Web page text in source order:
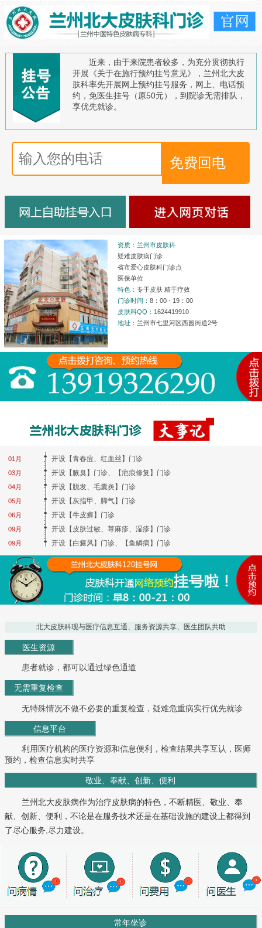
近来，由于来院患者较多，为充分贯彻执行
开展《关于在施行预约挂号意见》，兰州北大皮
肤科率先开展网上预约挂号服务，网上、电话预
约，免医生挂号（原50元），到院诊无需排队，
享优先就诊。
资质：兰州市皮肤科
疑难皮肤病门诊
省市爱心皮肤科门诊点
医保单位
特色：专于皮肤 精于疗效
门诊时间：8：00 - 19：00
皮肤科QQ： 1624419910
地址： 兰州市七里河区西园街道2号
01月
03月
04月
05月
06月
09月
09月
开设【青春痘、红血丝】门诊
开设【腋臭】门诊、【疤痕修复】门诊
开设【脱发、毛囊炎】门诊
开设【灰指甲、脚气】门诊
开设【牛皮癣】门诊
开设【皮肤过敏、荨麻疹、湿疹】门诊
开设【白癜风】门诊、【鱼鳞病】门诊
北大皮肤科现与医疗信息互通、服务资源共享、医生团队共助
医生资源
患者就诊，都可以通过绿色通道
无需重复检查
无特殊情况不做不必要的重复检查，疑难危重病实行优先就诊
信息平台
利用医疗机构的医疗资源和信息便利，检查结果共享互认，医师
预约，检查信息实时共享
敬业、奉献、创新、便利
兰州北大皮肤病作为治疗皮肤病的特色，不断精医、敬业、奉
献、创新、便利，不论是在服务技术还是在基础设施的建设上都得到
了尽心服务,尽力建设。
常年坐诊